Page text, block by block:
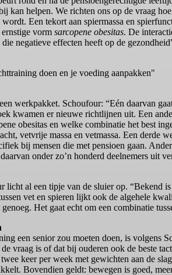
kan helpen. We richten ons op de vraag
Een tekort aan spiermassa en
vorm sarcopene obesitas. De
negatieve effecten heeft op de
doen en je voeding aanpakken"
werkpakket. Schoufour: “Eén daarvan
kwamen er nieuwe richtlijnen uit. Een
obesitas en welke combinatie het best
vetvrije massa en vetmassa. Een derde
bij mensen die met pensioen gaan.
onder zo’n honderd deelnemers uit
licht al een tipje van de sluier op. “Bekend
vet en spieren lijkt ook de algehele
Het gaat echt om een combinatie
een senior zou moeten doen, is volgens
vraag is of dat bij ouderen ook de beste
keer per week met gewichten aan de
Bovendien geldt: bewegen is goed,